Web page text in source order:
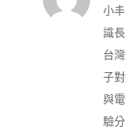
小
識
台
子
與
驗